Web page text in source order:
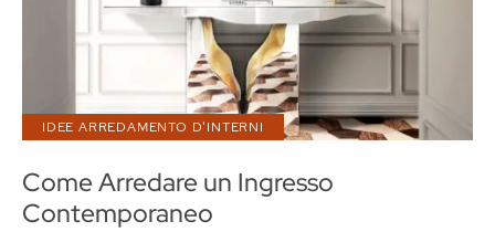
Come Arredare un Ingresso
Contemporaneo
IDEE ARREDAMENTO D'INTERNI